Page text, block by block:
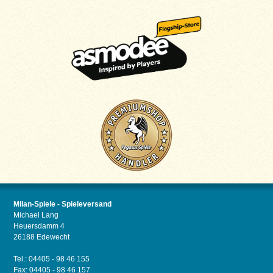
Milan-Spiele - Spieleversand
Michael Lang
Heuersdamm 4
26188 Edewecht
Tel.: 04405 - 98 46 155
Fax: 04405 - 98 46 157